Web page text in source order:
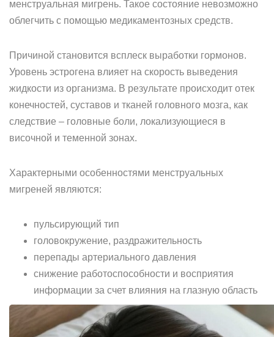
менструальная мигрень. Такое состояние невозможно
облегчить с помощью медикаментозных средств.
Причиной становится всплеск выработки гормонов.
Уровень эстрогена влияет на скорость выведения
жидкости из организма. В результате происходит отек
конечностей, суставов и тканей головного мозга, как
следствие – головные боли, локализующиеся в
височной и теменной зонах.
Характерными особенностями менструальных
мигреней являются:
пульсирующий тип
головокружение, раздражительность
перепады артериального давления
снижение работоспособности и восприятия
информации за счет влияния на глазную область